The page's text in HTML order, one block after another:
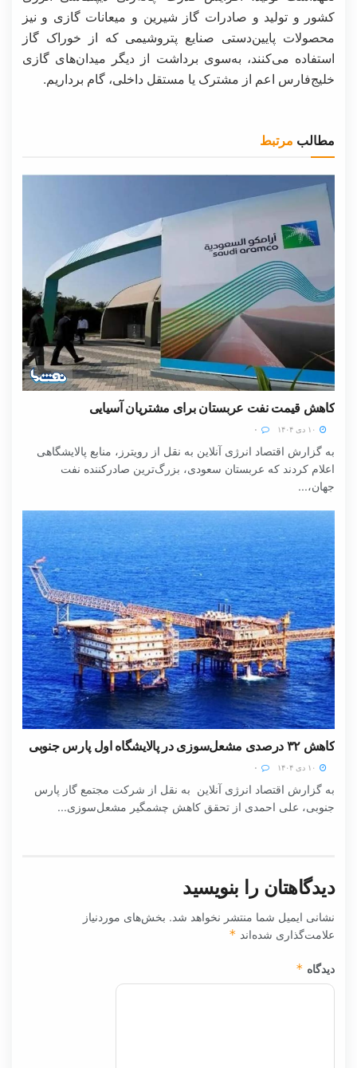
کشور و تولید و صادرات گاز شیرین و میعانات گازی و نیز
محصولات پایین‌دستی صنایع پتروشیمی که از خوراک گاز
استفاده می‌کنند، به‌سوی برداشت از دیگر میدان‌های گازی
خلیج‌فارس اعم از مشترک یا مستقل داخلی، گام برداریم.
مطالب مرتبط
کاهش قیمت نفت عربستان برای مشتریان آسیایی
به گزارش اقتصاد انرژی آنلاین به نقل از رویترز، منابع پالایشگاهی
اعلام کردند که عربستان سعودی، بزرگ‌ترین صادرکننده نفت
جهان،...
کاهش ۳۲ درصدی مشعل‌سوزی در پالایشگاه اول پارس جنوبی
به گزارش اقتصاد انرژی آنلاین به نقل از شرکت مجتمع گاز پارس
جنوبی، علی احمدی از تحقق کاهش چشمگیر مشعل‌سوزی...
دیدگاهتان را بنویسید
نشانی ایمیل شما منتشر نخواهد شد. بخش‌های موردنیاز
علامت‌گذاری شده‌اند *
دیدگاه *